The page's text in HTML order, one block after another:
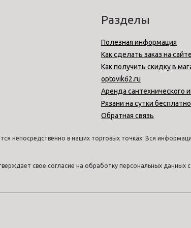
Разделы
Полезная информация
Как сделать заказ на
Как получить скидку в
optovik62.ru
Аренда сантехнического
Рязани на сутки бесплатно
Обратная связь
непосредственно в наших торговых точках. Вся
свое согласие на обработку персональных